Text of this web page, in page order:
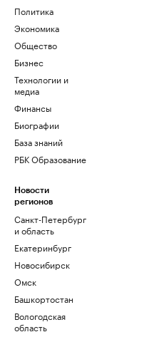
Политика
Экономика
Общество
Бизнес
Технологии и
медиа
Финансы
Биографии
База знаний
РБК Образование
Новости
регионов
Санкт-Петербург
и область
Екатеринбург
Новосибирск
Омск
Башкортостан
Вологодская
область